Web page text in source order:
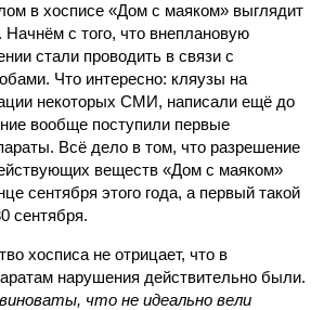
в хосписе «Дом с маяком» выглядит
с того, что внеплановую
стали проводить в связи с
Что интересно: кляузы на
некоторых СМИ, написали ещё до
вообще поступили первые
Всё дело в том, что разрешение
веществ «Дом с маяком»
сентября этого года, а первый такой
сентября.
хосписа не отрицает, что в
нарушения действительно были.
что не идеально вели